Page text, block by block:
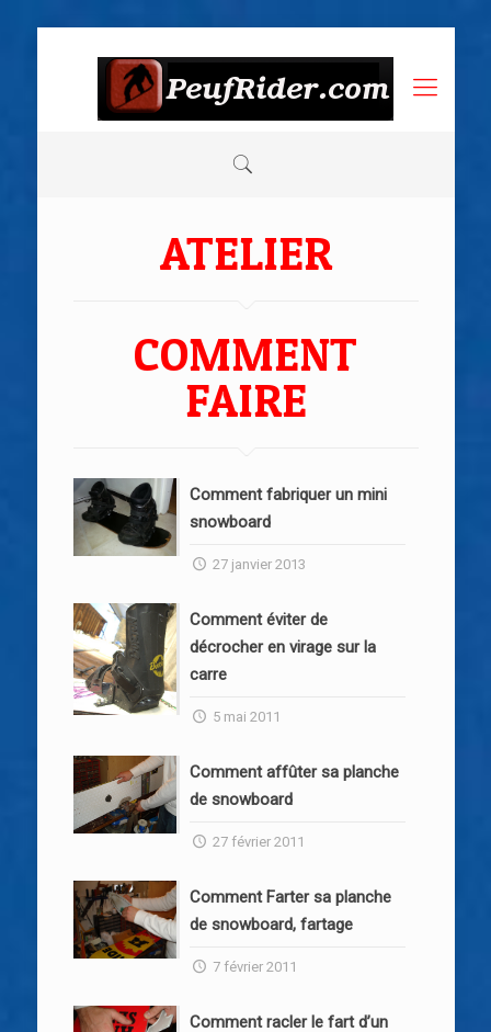
ATELIER
COMMENT
FAIRE
Comment fabriquer un mini
snowboard
27 janvier 2013
Comment éviter de
décrocher en virage sur la
carre
5 mai 2011
Comment affûter sa planche
de snowboard
27 février 2011
Comment Farter sa planche
de snowboard, fartage
7 février 2011
Comment racler le fart d’un